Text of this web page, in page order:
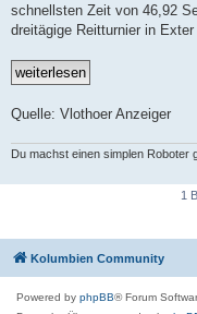
schnellsten Zeit von 46,92
dreitägige Reitturnier in Exter
Quelle: Vlothoer Anzeiger
Du machst einen simplen Roboter
1
Kolumbien Community
Powered by phpBB® Forum